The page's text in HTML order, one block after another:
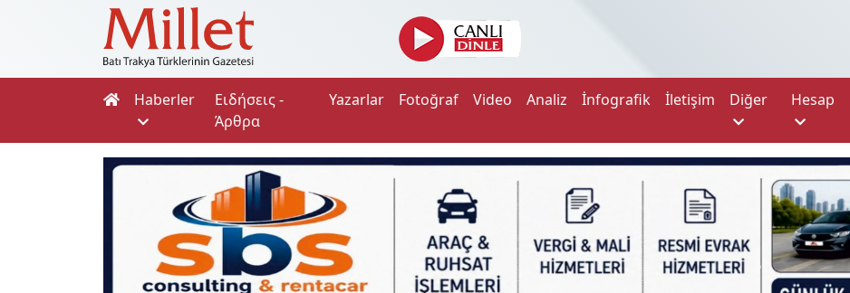
Haberler
Ειδήσεις -
Άρθρα
Yazarlar Fotoğraf Video Analiz İnfografik İletişim Diğer Hesap